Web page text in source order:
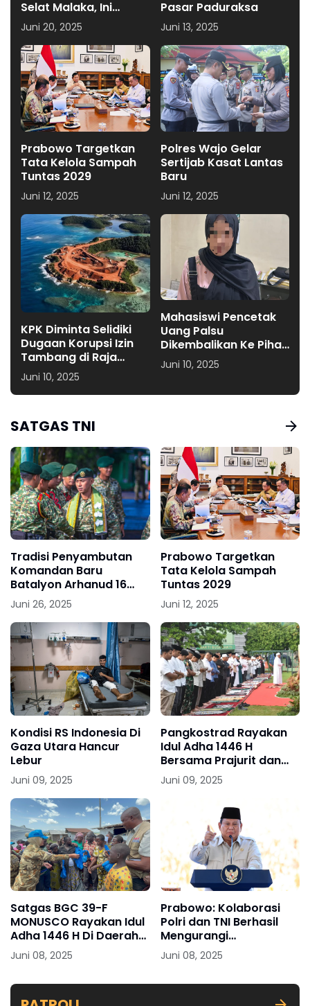
Selat Malaka, Ini
Penjelasan Puspen TNI
Juni 20, 2025
Pasar Paduraksa
Juni 13, 2025
Prabowo Targetkan
Tata Kelola Sampah
Tuntas 2029
Juni 12, 2025
Polres Wajo Gelar
Sertijab Kasat Lantas
Baru
Juni 12, 2025
KPK Diminta Selidiki
Dugaan Korupsi Izin
Tambang di Raja
Ampat
Juni 10, 2025
Mahasiswi Pencetak
Uang Palsu
Dikembalikan Ke Pihak
Keluarga, Ini
Alasannya
Juni 10, 2025
SATGAS TNI
Tradisi Penyambutan
Komandan Baru
Batalyon Arhanud 16
Kostrad
Juni 26, 2025
Prabowo Targetkan
Tata Kelola Sampah
Tuntas 2029
Juni 12, 2025
Kondisi RS Indonesia Di
Gaza Utara Hancur
Lebur
Juni 09, 2025
Pangkostrad Rayakan
Idul Adha 1446 H
Bersama Prajurit dan
Keluarga Besar Kostrad
Juni 09, 2025
Satgas BGC 39-F
MONUSCO Rayakan Idul
Adha 1446 H Di Daerah
Misi
Juni 08, 2025
Prabowo: Kolaborasi
Polri dan TNI Berhasil
Mengurangi
Ketergantungan Petani
Terhadap Tengkulak
Juni 08, 2025